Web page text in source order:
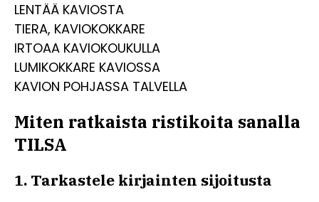
LENTÄÄ KAVIOSTA
TIERA, KAVIOKOKKARE
IRTOAA KAVIOKOUKULLA
LUMIKOKKARE KAVIOSSA
KAVION POHJASSA TALVELLA
Miten ratkaista ristikoita sanalla
TILSA
1. Tarkastele kirjainten sijoitusta